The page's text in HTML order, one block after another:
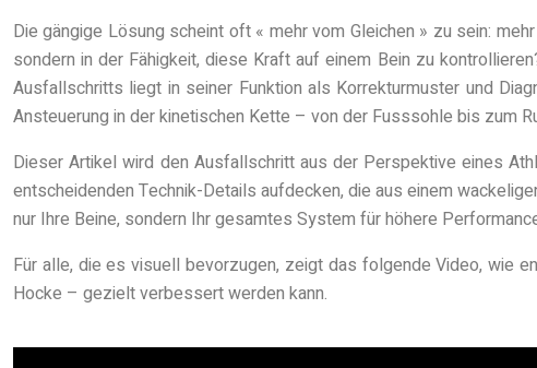
Die gängige Lösung scheint oft « mehr vom Gleichen » zu sein:
sondern in der Fähigkeit, diese Kraft auf einem Bein zu
Ausfallschritts liegt in seiner Funktion als Korrekturmuster und
Ansteuerung in der kinetischen Kette – von der Fusssohle bis zum
Dieser Artikel wird den Ausfallschritt aus der Perspektive eines
entscheidenden Technik-Details aufdecken, die aus einem
nur Ihre Beine, sondern Ihr gesamtes System für höhere
Für alle, die es visuell bevorzugen, zeigt das folgende Video, wie
Hocke – gezielt verbessert werden kann.